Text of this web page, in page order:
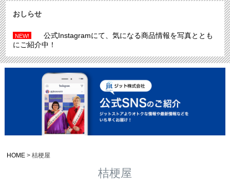
おしらせ
NEW!
公式Instagramにて、気になる商品情報を写真ととも
にご紹介中！
HOME 桔梗屋
桔梗屋